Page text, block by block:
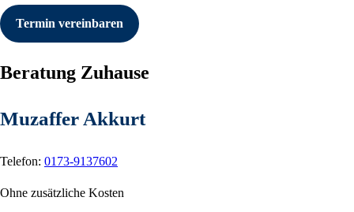
Termin vereinbaren
Beratung Zuhause
Muzaffer Akkurt
Telefon: 0173-9137602
Ohne zusätzliche Kosten